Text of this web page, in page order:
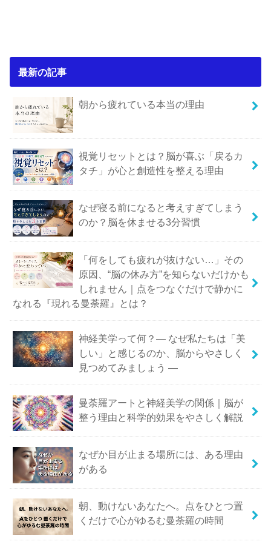
最新の記事
朝から疲れている本当の理由
視覚リセットとは？脳が喜ぶ「戻るカ
タチ」が心と創造性を整える理由
なぜ寝る前になると考えすぎてしまう
のか？脳を休ませる3分習慣
「何をしても疲れが抜けない…」その
原因、“脳の休み方”を知らないだけかも
しれません｜点をつなぐだけで静かに
なれる『現れる曼荼羅』とは？
神経美学って何？― なぜ私たちは「美
しい」と感じるのか、脳からやさしく
見つめてみましょう ―
曼荼羅アートと神経美学の関係｜脳が
整う理由と科学的効果をやさしく解説
なぜか目が止まる場所には、ある理由
がある
朝、動けないあなたへ。点をひとつ置
くだけで心がゆるむ曼荼羅の時間